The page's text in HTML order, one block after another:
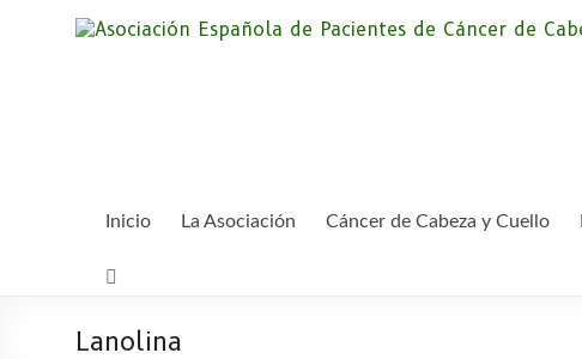
Inicio La Asociación Cáncer de Cabeza y Cuello
Lanolina